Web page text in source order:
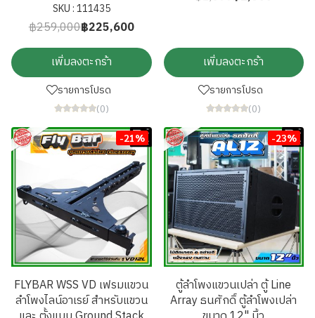
SKU : 111435
฿259,000฿225,600
เพิ่มลงตะกร้า
รายการโปรด
(0)
เพิ่มลงตะกร้า
รายการโปรด
(0)
-21%
FLYBAR WSS VD เฟรมแขวน
ลำโพงไลน์อาเรย์ สำหรับแขวน
-23%
ตู้ลำโพงแขวนเปล่า ตู้ Line
Array ธนศักดิ์ ตู้ลำโพงเปล่า